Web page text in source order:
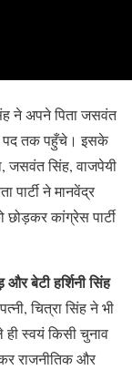
ने अपने पिता जसवंत
पद तक पहुँचे। इसके
जसवंत सिंह, वाजपेयी
ने मानवेंद्र
छोड़कर कांग्रेस पार्टी
बेटी हर्शिनी सिंह
चित्रा सिंह ने भी
ही स्वयं किसी चुनाव
राजनीतिक और